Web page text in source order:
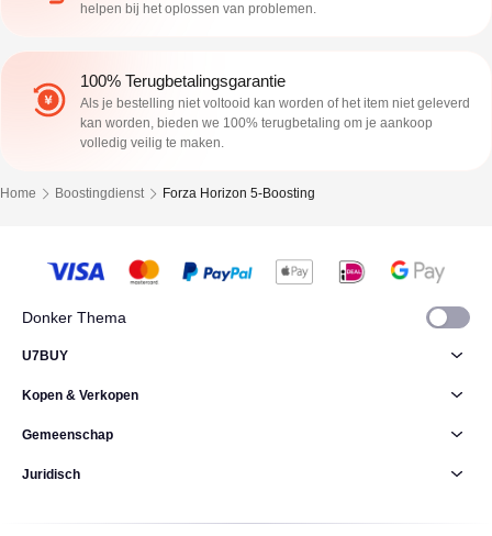
helpen bij het oplossen van problemen.
100% Terugbetalingsgarantie
Als je bestelling niet voltooid kan worden of het item niet geleverd
kan worden, bieden we 100% terugbetaling om je aankoop
volledig veilig te maken.
Home Boostingdienst Forza Horizon 5-Boosting
Donker Thema
U7BUY
Kopen & Verkopen
Gemeenschap
Juridisch